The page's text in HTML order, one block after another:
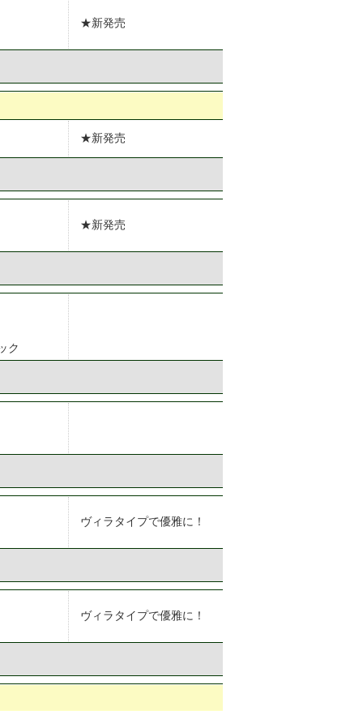
★新発売
★新発売
★新発売
ク
ヴィラタイプで優雅に！
ヴィラタイプで優雅に！